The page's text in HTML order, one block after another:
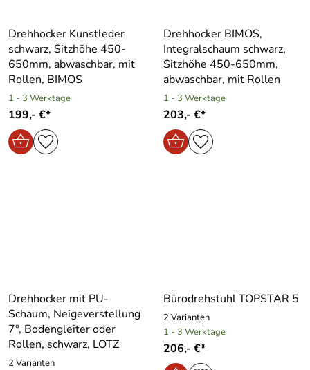
Drehhocker Kunstleder
schwarz, Sitzhöhe 450-
650mm, abwaschbar, mit
Rollen, BIMOS
1 - 3 Werktage
199,- €*
Drehhocker BIMOS,
Integralschaum schwarz,
Sitzhöhe 450-650mm,
abwaschbar, mit Rollen
1 - 3 Werktage
203,- €*
Drehhocker mit PU-
Schaum, Neigeverstellung
7°, Bodengleiter oder
Rollen, schwarz, LOTZ
2 Varianten
Bürodrehstuhl TOPSTAR 5
2 Varianten
1 - 3 Werktage
206,- €*